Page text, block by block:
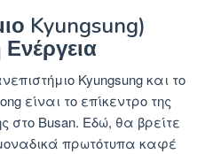
Kyungsung)
Kyungsung και το
είναι το επίκεντρο της
στο Busan. Εδώ, θα βρείτε
πρωτότυπα καφέ